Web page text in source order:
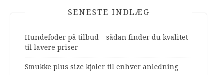
SENESTE INDLÆG
Hundefoder på tilbud – sådan finder du kvalitet
til lavere priser
Smukke plus size kjoler til enhver anledning